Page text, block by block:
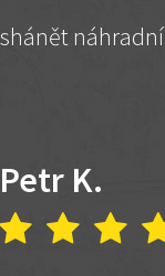
náhradní
Petr K.